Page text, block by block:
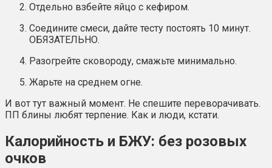
Отдельно взбейте яйцо с кефиром.
Соедините смеси, дайте тесту постоять 10 минут.
ОБЯЗАТЕЛЬНО.
Разогрейте сковороду, смажьте минимально.
Жарьте на среднем огне.
И вот тут важный момент. Не спешите переворачивать.
ПП блины любят терпение. Как и люди, кстати.
Калорийность и БЖУ: без розовых
очков